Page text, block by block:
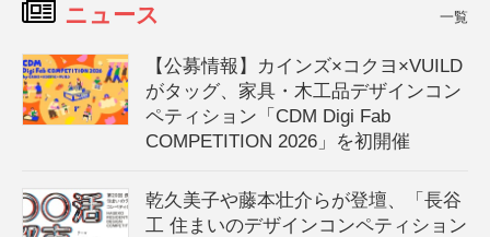
ニュース 一覧
【公募情報】カインズ×コクヨ×VUILD
がタッグ、家具・木工品デザインコン
ペティション「CDM Digi Fab
COMPETITION 2026」を初開催
乾久美子や藤本壮介らが登壇、「長谷
工 住まいのデザインコンペティション